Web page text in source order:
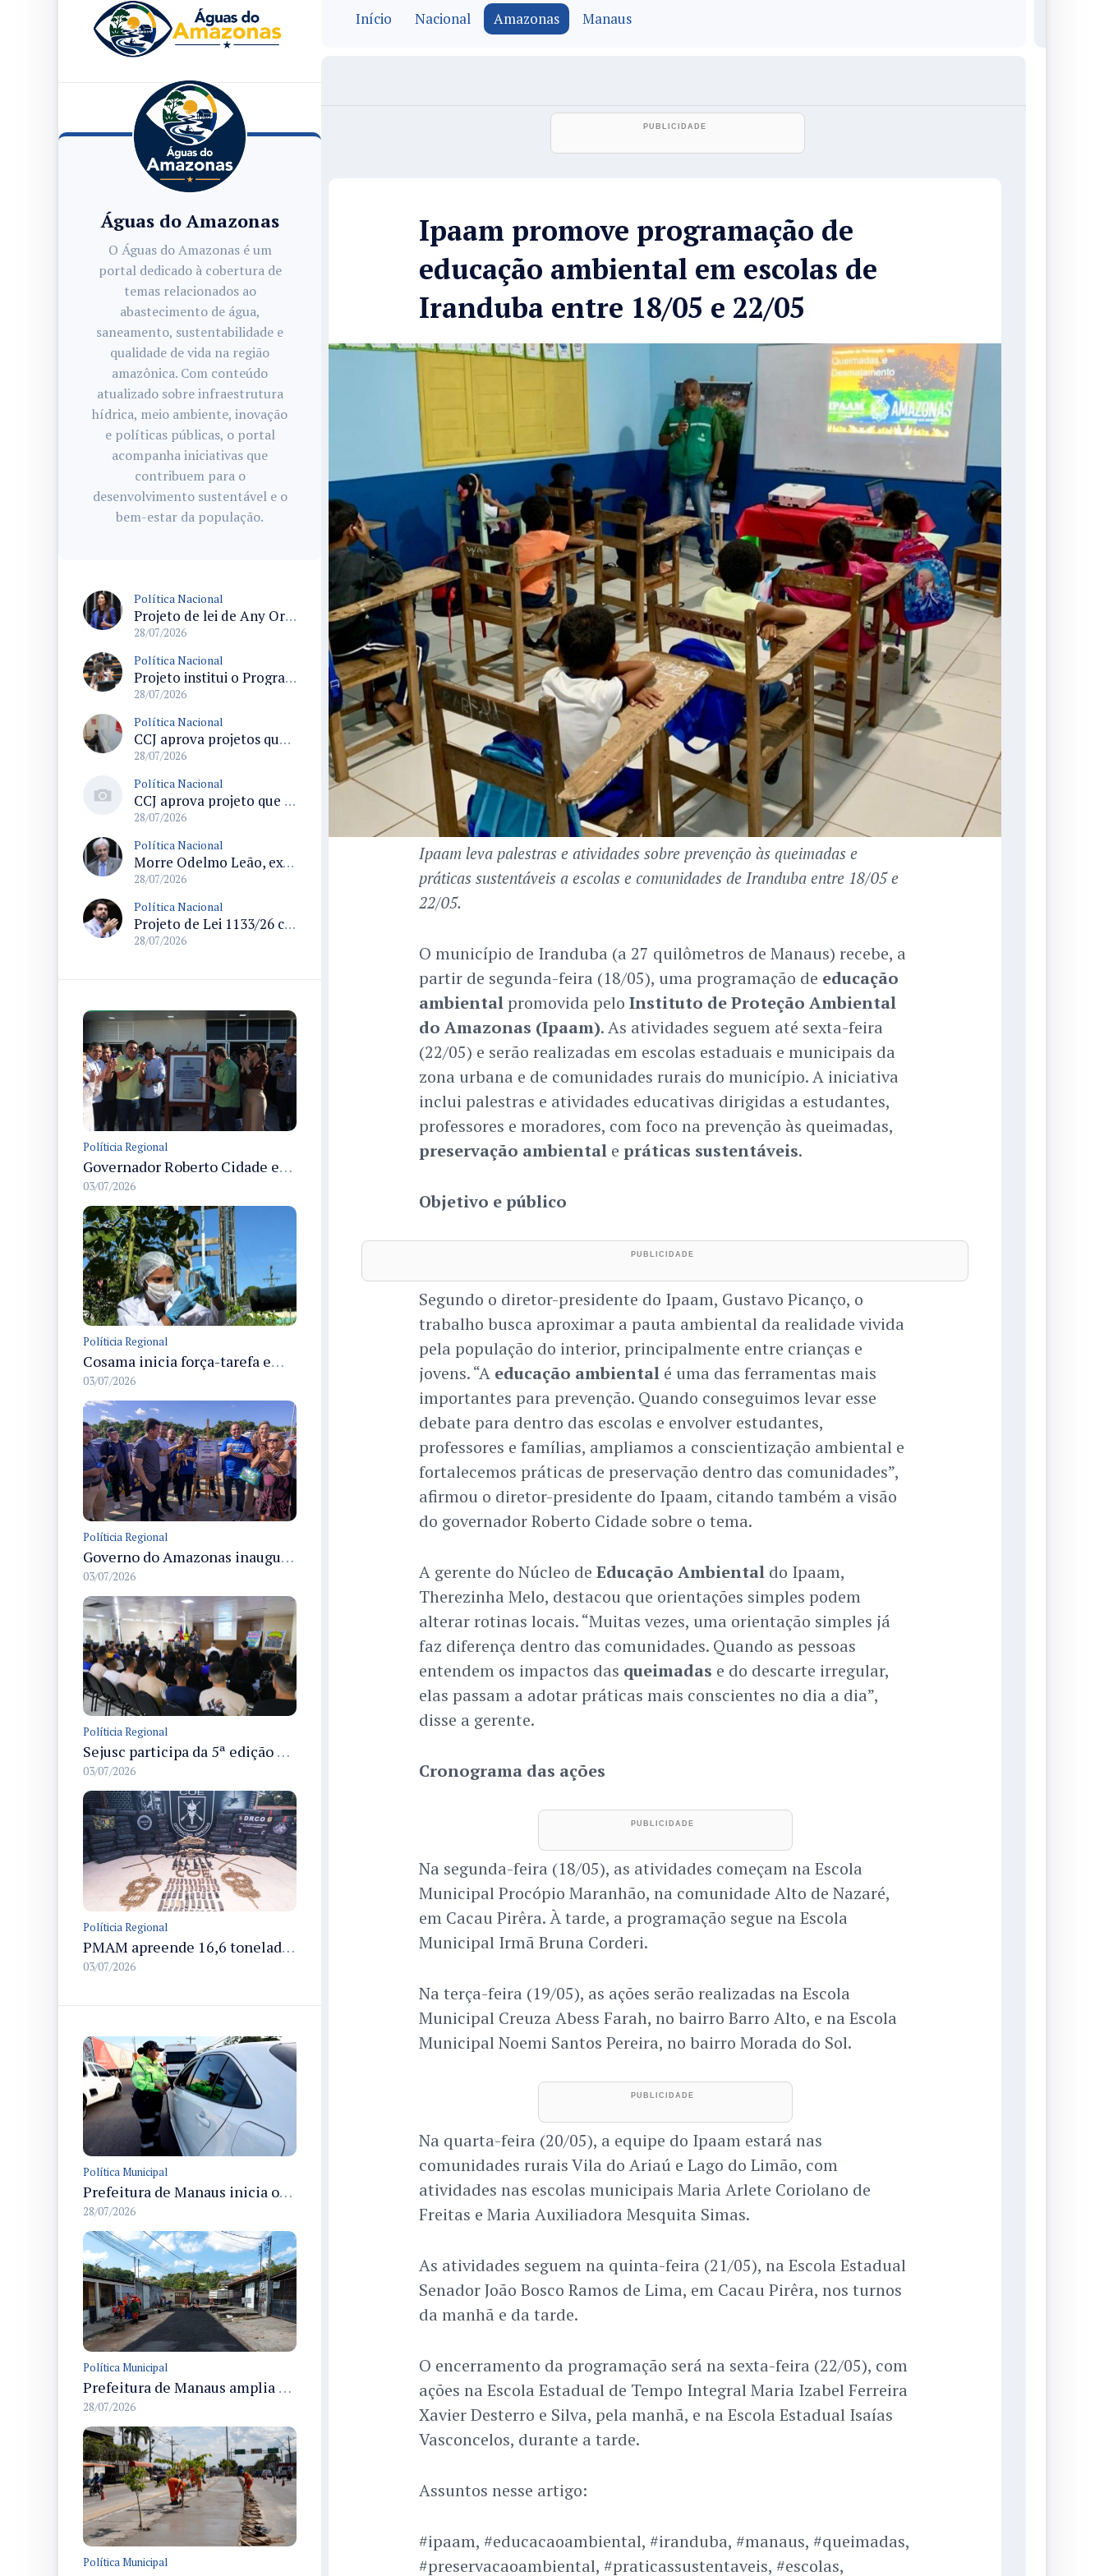
Águas do Amazonas
O Águas do Amazonas é um
portal dedicado à cobertura de
temas relacionados ao
abastecimento de água,
saneamento, sustentabilidade e
qualidade de vida na região
amazônica. Com conteúdo
atualizado sobre infraestrutura
hídrica, meio ambiente, inovação
e políticas públicas, o portal
acompanha iniciativas que
contribuem para o
desenvolvimento sustentável e o
bem-estar da população.
Política Nacional
Projeto de lei de Any Ortiz retira obrigação de ajuste escolar para a Copa do Mundo Feminina 2027
28/07/2026
Política Nacional
Projeto institui o Programa Nacional de Apoio ao Aleitamento Humano em Emergências (Prame) na Câmara dos Deputados
28/07/2026
Política Nacional
CCJ aprova projetos que criam datas comemorativas e reconhecem Uberlândia como capital do paradesporto
28/07/2026
Política Nacional
CCJ aprova projeto que reconhece soldadinho-do-araripe como ave-símbolo da Chapada do Araripe
28/07/2026
Política Nacional
Morre Odelmo Leão, ex-deputado federal e duas vezes prefeito de Uberlândia, aos 80 anos
28/07/2026
Política Nacional
Projeto de Lei 1133/26 cria política de atendimento psicológico voluntário com dedução no Imposto de Renda
28/07/2026
Políticia Regional
Governador Roberto Cidade entrega readequação do ambulatório da FCecon e amplia capacidade de atendimento oncológico em Manaus
03/07/2026
Políticia Regional
Cosama inicia força-tarefa em Anamã para fortalecer abastecimento de água e segurança hídrica da população
03/07/2026
Políticia Regional
Governo do Amazonas inaugura primeiro Castramóvel Fluvial para atendimento veterinário às comunidades ribeirinhas e castração gratuita
03/07/2026
Políticia Regional
Sejusc participa da 5ª edição do Caminhos Literários com foco na cultura hip-hop nas unidades socioeducativas
03/07/2026
Políticia Regional
PMAM apreende 16,6 toneladas de entorpecentes e registra aumento nas prisões em flagrante e nas capturas de foragidos no primeiro semestre de 2026
03/07/2026
Política Municipal
Prefeitura de Manaus inicia operação Mobilidade Segura para reduzir sinistros com vítimas na cidade
28/07/2026
Política Municipal
Prefeitura de Manaus amplia recuperação asfáltica na rua Araci para melhorar mobilidade e segurança
28/07/2026
Política Municipal
Início Nacional Amazonas Manaus
Ipaam promove programação de
educação ambiental em escolas de
Iranduba entre 18/05 e 22/05
Ipaam leva palestras e atividades sobre prevenção às queimadas e
práticas sustentáveis a escolas e comunidades de Iranduba entre 18/05 e
22/05.
O município de Iranduba (a 27 quilômetros de Manaus) recebe, a
partir de segunda-feira (18/05), uma programação de educação
ambientalpromovida pelo Instituto de Proteção Ambiental
do Amazonas (Ipaam). As atividades seguem até sexta-feira
(22/05) e serão realizadas em escolas estaduais e municipais da
zona urbana e de comunidades rurais do município. A iniciativa
inclui palestras e atividades educativas dirigidas a estudantes,
professores e moradores, com foco na prevenção às queimadas,
preservação ambientale práticas sustentáveis.
Objetivo e público
Segundo o diretor-presidente do Ipaam, Gustavo Picanço, o
trabalho busca aproximar a pauta ambiental da realidade vivida
pela população do interior, principalmente entre crianças e
jovens. “A educação ambientalé uma das ferramentas mais
importantes para prevenção. Quando conseguimos levar esse
debate para dentro das escolas e envolver estudantes,
professores e famílias, ampliamos a conscientização ambiental e
fortalecemos práticas de preservação dentro das comunidades”,
afirmou o diretor-presidente do Ipaam, citando também a visão
do governador Roberto Cidade sobre o tema.
A gerente do Núcleo de Educação Ambientaldo Ipaam,
Therezinha Melo, destacou que orientações simples podem
alterar rotinas locais. “Muitas vezes, uma orientação simples já
faz diferença dentro das comunidades. Quando as pessoas
entendem os impactos das queimadas e do descarte irregular,
elas passam a adotar práticas mais conscientes no dia a dia”,
disse a gerente.
Cronograma das ações
Na segunda-feira (18/05), as atividades começam na Escola
Municipal Procópio Maranhão, na comunidade Alto de Nazaré,
em Cacau Pirêra. À tarde, a programação segue na Escola
Municipal Irmã Bruna Corderi.
Na terça-feira (19/05), as ações serão realizadas na Escola
Municipal Creuza Abess Farah, no bairro Barro Alto, e na Escola
Municipal Noemi Santos Pereira, no bairro Morada do Sol.
Na quarta-feira (20/05), a equipe do Ipaam estará nas
comunidades rurais Vila do Ariaú e Lago do Limão, com
atividades nas escolas municipais Maria Arlete Coriolano de
Freitas e Maria Auxiliadora Mesquita Simas.
As atividades seguem na quinta-feira (21/05), na Escola Estadual
Senador João Bosco Ramos de Lima, em Cacau Pirêra, nos turnos
da manhã e da tarde.
O encerramento da programação será na sexta-feira (22/05), com
ações na Escola Estadual de Tempo Integral Maria Izabel Ferreira
Xavier Desterro e Silva, pela manhã, e na Escola Estadual Isaías
Vasconcelos, durante a tarde.
Assuntos nesse artigo:
#ipaam, #educacaoambiental, #iranduba, #manaus, #queimadas,
#preservacaoambiental, #praticassustentaveis, #escolas,